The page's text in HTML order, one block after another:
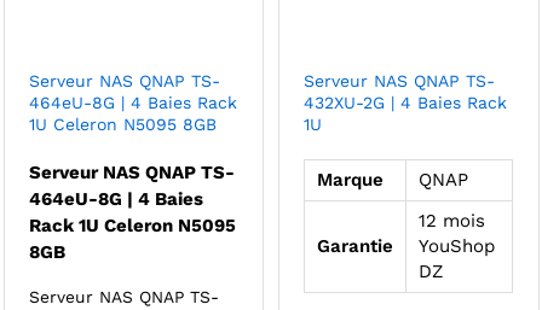
Serveur NAS QNAP TS-
464eU-8G | 4 Baies Rack
1U Celeron N5095 8GB
Serveur NAS QNAP TS-
464eU-8G | 4 Baies
Rack 1U Celeron N5095
8GB
Serveur NAS QNAP TS-
Serveur NAS QNAP TS-
432XU-2G | 4 Baies Rack
1U
Marque QNAP
Garantie
12 mois
YouShop
DZ